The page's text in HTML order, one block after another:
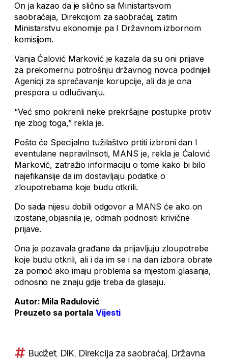
On ja kazao da je slično sa Ministartsvom
saobraćaja, Direkcijom za saobraćaj, zatim
Ministarstvu ekonomije pa I Državnom izbornom
komisijom.
Vanja Ćalović Marković je kazala da su oni prijave
za prekomernu potrošnju državnog novca podnijeli
Agenicji za sprečavanje korupcije, ali da je ona
prespora u odlučivanju.
“Već smo pokrenli neke prekršajne postupke protiv
nje zbog toga,” rekla je.
Pošto će Specijalno tužilaštvo prtiti izbroni dan I
eventulane nepravilnsoti, MANS je, rekla je Ćalović
Marković, zatražio informaciju o tome kako bi bilo
najefikansije da im dostavljaju podatke o
zloupotrebama koje budu otkrili.
Do sada nijesu dobili odgovor a MANS će ako on
izostane,objasnila je, odmah podnositi krivične
prijave.
Ona je pozavala građane da prijavljuju zloupotrebe
koje budu otkrili, ali i da im se i na dan izbora obrate
za pomoć ako imaju problema sa mjestom glasanja,
odnosno ne znaju gdje treba da glasaju.
Autor: Mila Radulović
Preuzeto sa portala Vijesti
Budžet, DIK, Direkcija za saobraćaj, Državna